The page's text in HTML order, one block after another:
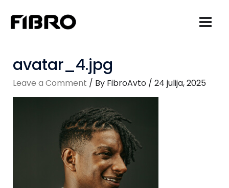
content
avatar_4.jpg
Leave a Comment / By FibroAvto / 24 julija, 2025